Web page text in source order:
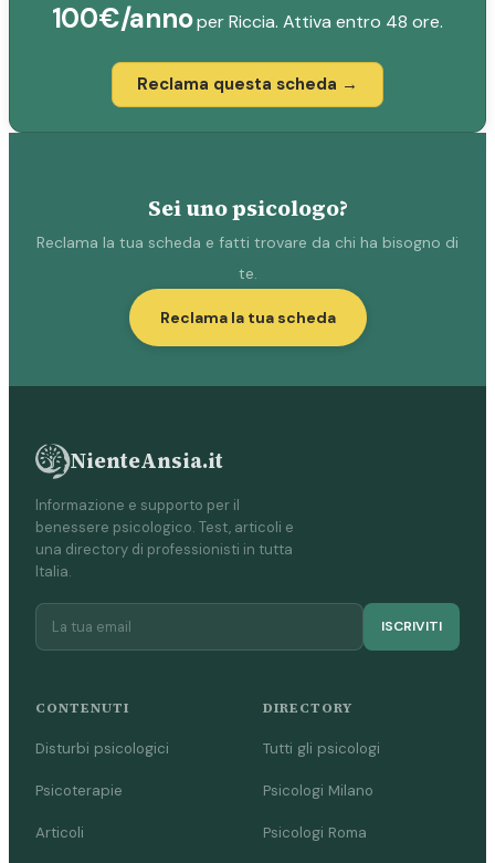
100€/annoper Riccia. Attiva entro 48 ore.
Reclama questa scheda →
Sei uno psicologo?
Reclama la tua scheda e fatti trovare da chi ha bisogno di
te.
Reclama la tua scheda
NienteAnsia.it
Informazione e supporto per il
benessere psicologico. Test, articoli e
una directory di professionisti in tutta
Italia.
ISCRIVITI
CONTENUTI
Disturbi psicologici
Psicoterapie
Articoli
DIRECTORY
Tutti gli psicologi
Psicologi Milano
Psicologi Roma